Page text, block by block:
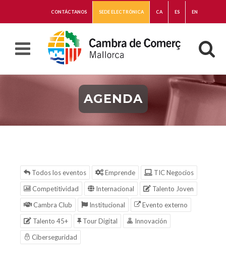
CONTÁCTANOS SEDE ELECTRÓNICA CA ES EN
AGENDA
Todos los eventos Emprende
TIC Negocios
Competitividad
Internacional
Talento Joven
Cambra Club
Institucional
Evento externo
Talento 45+
Tour Digital
Innovación
Ciberseguridad